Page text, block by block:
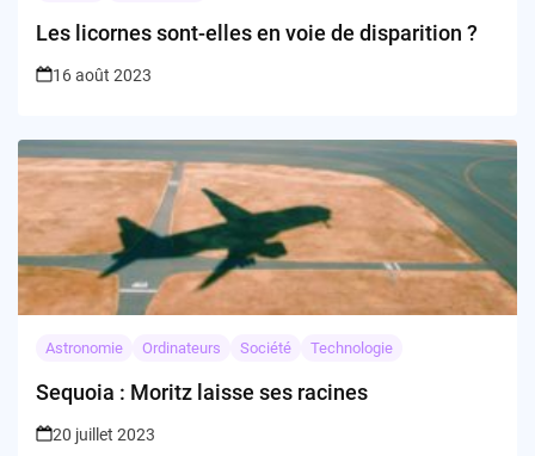
Les licornes sont-elles en voie de disparition ?
16 août 2023
Astronomie Ordinateurs Société Technologie
Sequoia : Moritz laisse ses racines
20 juillet 2023